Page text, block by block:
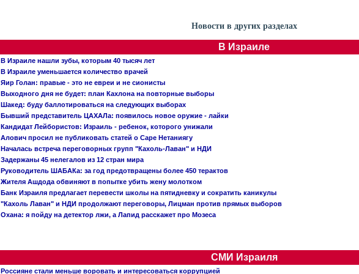
Новости в других разделах
В Израиле
В Израиле нашли зубы, которым 40 тысяч лет
В Израиле уменьшается количество врачей
Яир Голан: правые - это не евреи и не сионисты
Выходного дня не будет: план Кахлона на повторные выборы
Шакед: буду баллотироваться на следующих выборах
Бывший представитель ЦАХАЛа: появилось новое оружие - лайки
Кандидат Лейбористов: Израиль - ребенок, которого унижали
Алович просил не публиковать статей о Саре Нетаниягу
Началась встреча переговорных групп "Кахоль-Лаван" и НДИ
Задержаны 45 нелегалов из 12 стран мира
Руководитель ШАБАКа: за год предотвращены более 450 терактов
Жителя Ашдода обвиняют в попытке убить жену молотком
Банк Израиля предлагает перевести школы на пятидневку и сократить каникулы
"Кахоль Лаван" и НДИ продолжают переговоры, Лицман против прямых выборов
Охана: я пойду на детектор лжи, а Лапид расскажет про Мозеса
СМИ Израиля
Россияне стали меньше воровать и интересоваться коррупцией